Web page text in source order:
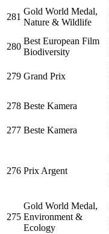
281
Gold World Medal,
Nature & Wildlife
280
Best European Film
Biodiversity
279 Grand Prix
278 Beste Kamera
277 Beste Kamera
276 Prix Argent
275
Gold World Medal,
Environment &
Ecology